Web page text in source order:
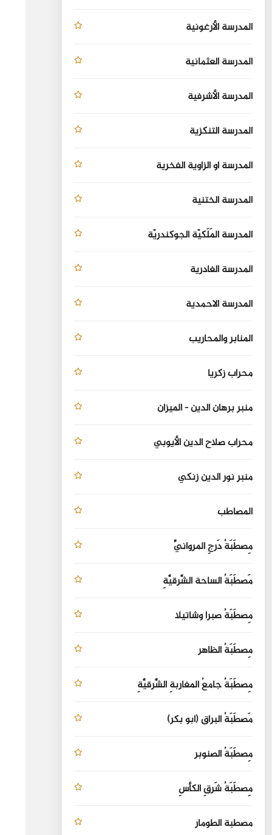
المدرسة الأرغونية
المدرسة العثمانية
المدرسة الأشرفية
المدرسة التنكزية
المدرسة او الزاوية الفخرية
المدرسة الختنية
المدرسة المَلَكيّة الجوكندريّة
المدرسة الغادرية
المدرسة الاحمدية
المنابر والمحاريب
محراب زكريا
منبر برهان الدين - الميزان
محراب صلاح الدين الأيوبي
منبر نور الدين زنكي
المصاطب
مِصطَبَةُ دَرجِ المروانيِّ
مَصطَبَةُ الساحة الشَّرقيَّةِ
مِصطَبَةُ صبرا وشاتيلا
مِصطَبَةُ الظاهر
مِصطَبَةُ جامعُ المغاربةِ الشَّرقيَّةِ
مَصطَبَةُ البراق (أبو بكر)
مِصطَبَةُ الصنوبر
مِصطَبَةُ شَرقِ الكأسِ
مصطبة الطومار